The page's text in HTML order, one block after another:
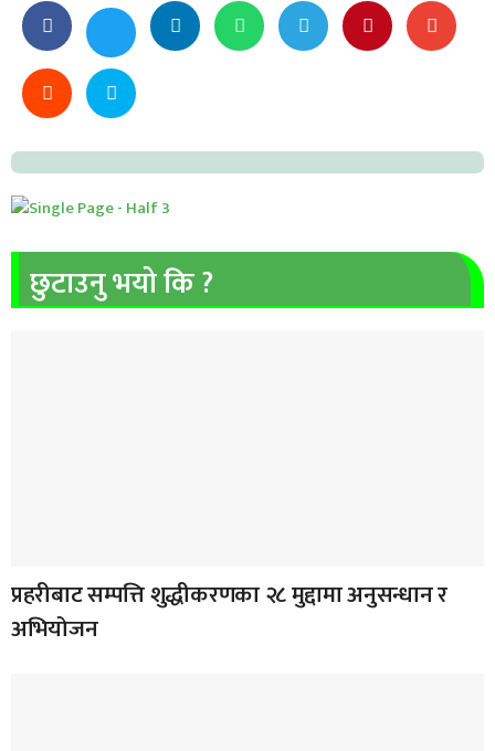
छुटाउनु भयो कि ?
प्रहरीबाट सम्पत्ति शुद्धीकरणका २८ मुद्दामा अनुसन्धान र
अभियोजन